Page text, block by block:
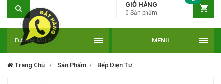
GIỎ HÀNG
0 Sản phẩm
DANH MỤC MENU
Trang Chủ Sản Phẩm Bếp Điện Từ